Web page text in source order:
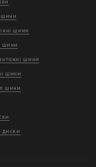
шини
шини
шини
шини
шини
диски